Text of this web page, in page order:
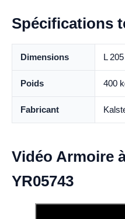
Spécifications
Dimensions L
Poids 400
Fabricant
Vidéo Armoire
YR05743